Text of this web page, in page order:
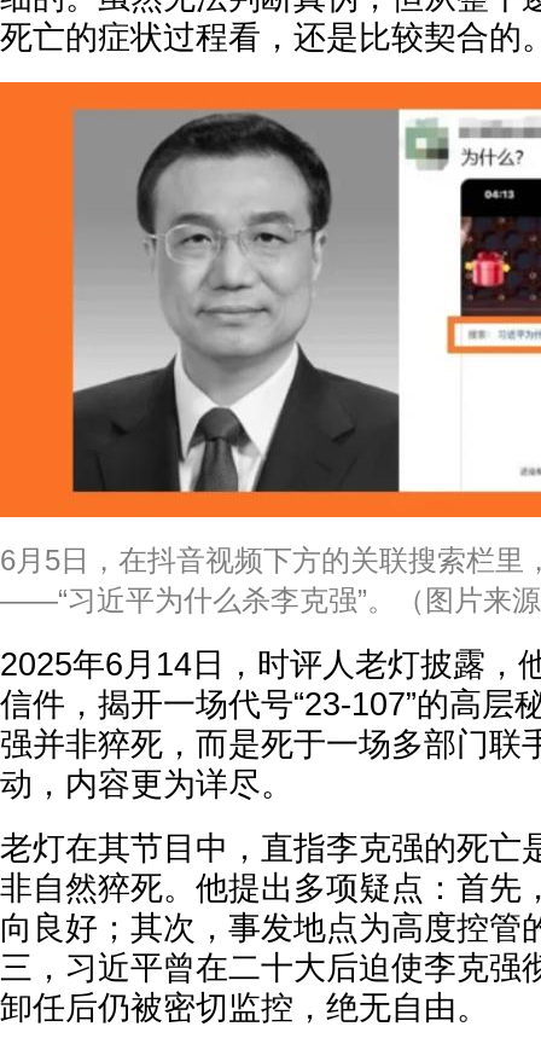
死亡的症状过程看，还是比较契合的
6月5日，在抖音视频下方的关联搜索栏里
——“习近平为什么杀李克强”。（图片来
2025年6月14日，时评人老灯披露，
信件，揭开一场代号“23-107”的高层
强并非猝死，而是死于一场多部门联
动，内容更为详尽。
老灯在其节目中，直指李克强的死亡
非自然猝死。他提出多项疑点：首先
向良好；其次，事发地点为高度控管
三，习近平曾在二十大后迫使李克强
卸任后仍被密切监控，绝无自由。